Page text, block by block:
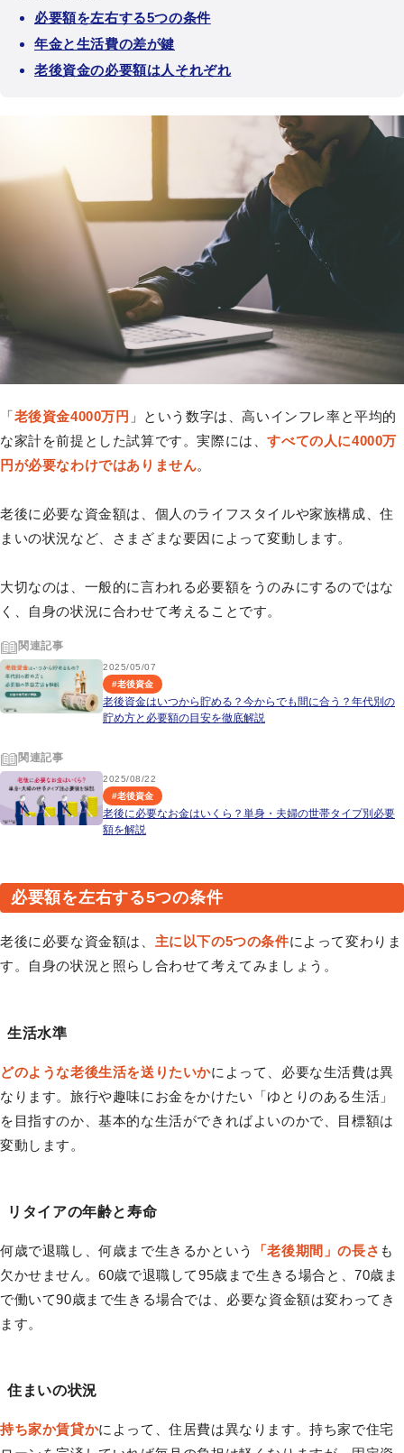
必要額を左右する5つの条件
年金と生活費の差が鍵
老後資金の必要額は人それぞれ
「老後資金4000万円 」という数字は、高いインフレ率と平均的
な家計を前提とした試算です。実際には、すべての人に4000万
円が必要なわけではありません。
老後に必要な資金額は、個人のライフスタイルや家族構成、住
まいの状況など、さまざまな要因によって変動します。
大切なのは、一般的に言われる必要額をうのみにするのではな
く、自身の状況に合わせて考えることです。
関連記事
2025/05/07
#老後資金
老後資金はいつから貯める？今からでも間に合う？年代別の
貯め方と必要額の目安を徹底解説
関連記事
2025/08/22
#老後資金
老後に必要なお金はいくら？単身・夫婦の世帯タイプ別必要
額を解説
必要額を左右する5つの条件
老後に必要な資金額は、 主に以下の5つの条件によって変わりま
す。自身の状況と照らし合わせて考えてみましょう。
生活水準
どのような老後生活を送りたいかによって、必要な生活費は異
なります。旅行や趣味にお金をかけたい「ゆとりのある生活」
を目指すのか、基本的な生活ができればよいのかで、目標額は
変動します。
リタイアの年齢と寿命
何歳で退職し、何歳まで生きるかという 「老後期間」の長さ も
欠かせません。60歳で退職して95歳まで生きる場合と、70歳ま
で働いて90歳まで生きる場合では、必要な資金額は変わってき
ます。
住まいの状況
持ち家か賃貸かによって、住居費は異なります。持ち家で住宅